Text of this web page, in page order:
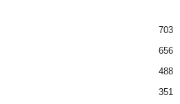
703
656
488
351